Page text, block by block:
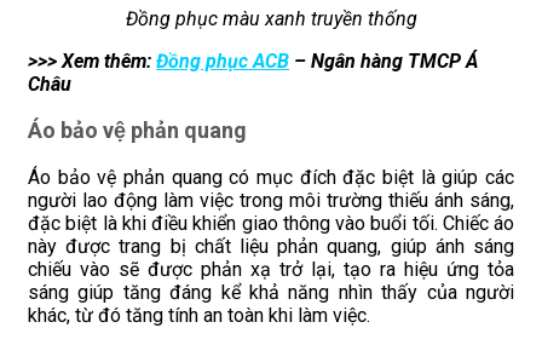
Đồng phục màu xanh truyền thống
>>> Xem thêm: Đồng phục ACB – Ngân hàng TMCP Á
Châu
Áo bảo vệ phản quang
Áo bảo vệ phản quang có mục đích đặc biệt là giúp các
người lao động làm việc trong môi trường thiếu ánh sáng,
đặc biệt là khi điều khiển giao thông vào buổi tối. Chiếc áo
này được trang bị chất liệu phản quang, giúp ánh sáng
chiếu vào sẽ được phản xạ trở lại, tạo ra hiệu ứng tỏa
sáng giúp tăng đáng kể khả năng nhìn thấy của người
khác, từ đó tăng tính an toàn khi làm việc.